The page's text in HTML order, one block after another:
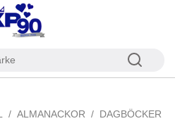
ALMANACKOR DAGBÖCKER